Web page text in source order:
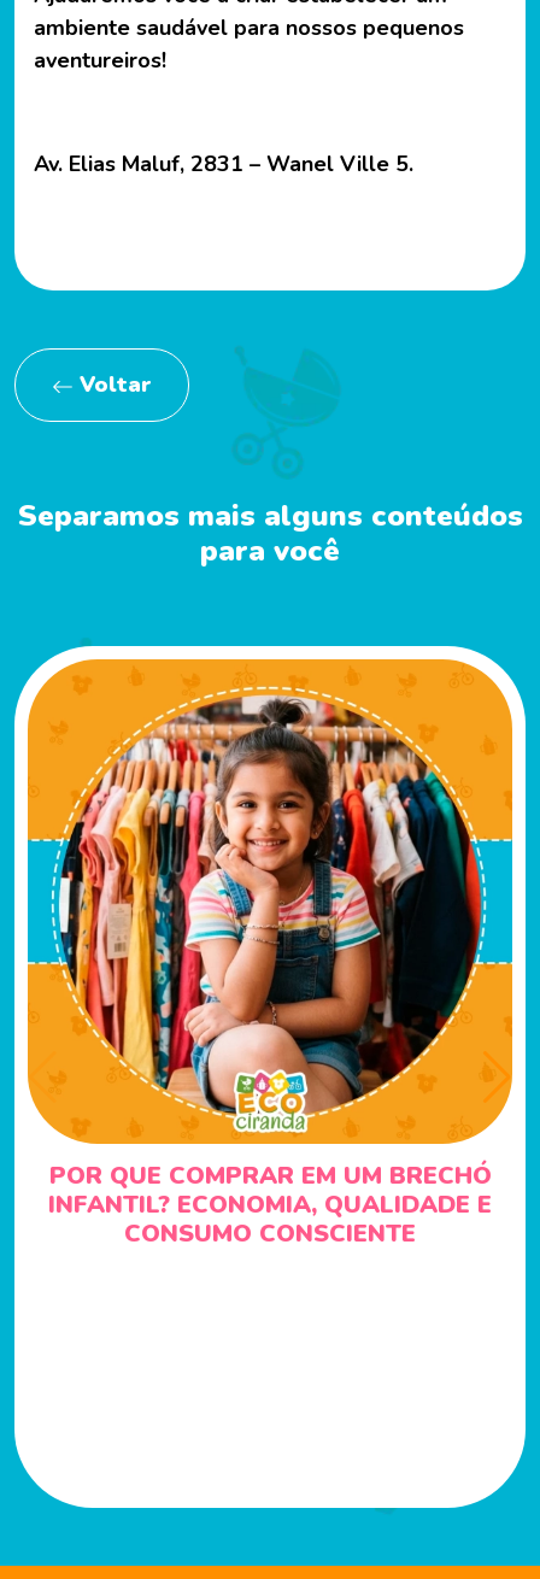
ambiente saudável para nossos pequenos
aventureiros!
Av. Elias Maluf, 2831 – Wanel Ville 5.
Voltar
Separamos mais alguns conteúdos
para você
POR QUE COMPRAR EM UM BRECHÓ
INFANTIL? ECONOMIA, QUALIDADE E
CONSUMO CONSCIENTE